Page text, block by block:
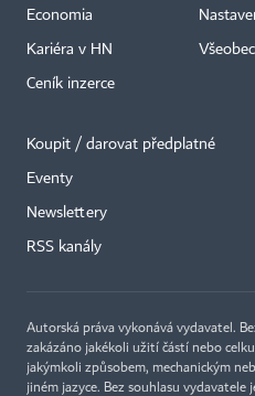
Economia
Kariéra v HN
Ceník inzerce
Koupit / darovat předplatné
Eventy
Newslettery
RSS kanály
Autorská práva vykonává vydavatel.
zakázáno jakékoli užití částí nebo
jakýmkoli způsobem, mechanickým
jiném jazyce. Bez souhlasu vydavatele